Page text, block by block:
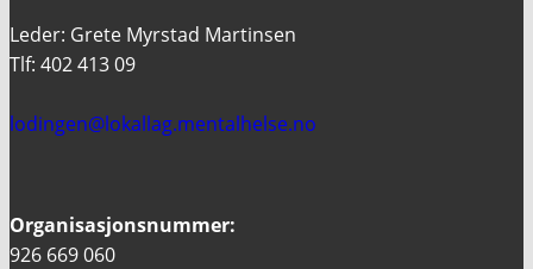
Leder: Grete Myrstad Martinsen
Tlf: 402 413 09
lodingen@lokallag.mentalhelse.no
Organisasjonsnummer:
926 669 060